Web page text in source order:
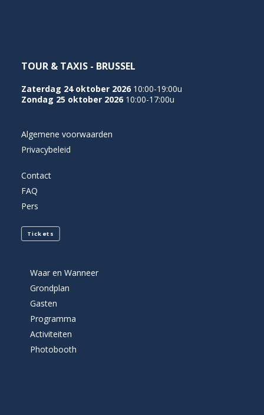
TOUR & TAXIS - BRUSSEL
Zaterdag 24 oktober 2026 10:00-19:00u
Zondag 25 oktober 2026 10:00-17:00u
Algemene voorwaarden
Privacybeleid
Contact
FAQ
Pers
Tickets
Waar en Wanneer
Grondplan
Gasten
Programma
Activiteiten
Photobooth